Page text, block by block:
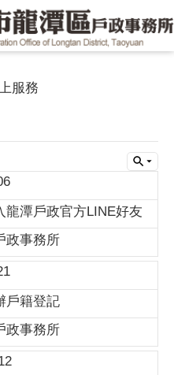
服務
龍潭戶政官方LINE好友
政事務所
戶籍登記
政事務所